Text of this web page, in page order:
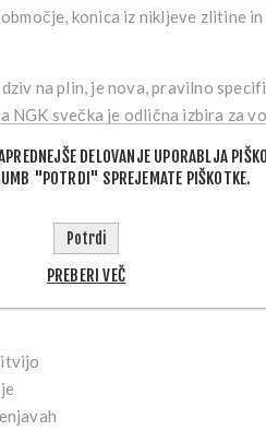
konica iz nikljeve zlitine
na plin, je nova, pravilno
svečka je odlična izbira za
električno izolacijo
življenjsko dobo
DELOVANJE UPORABLJA
"POTRDI" SPREJEMATE PIŠKOTKE.
Potrdi
PREBERI VEČ